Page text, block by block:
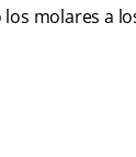
molares a